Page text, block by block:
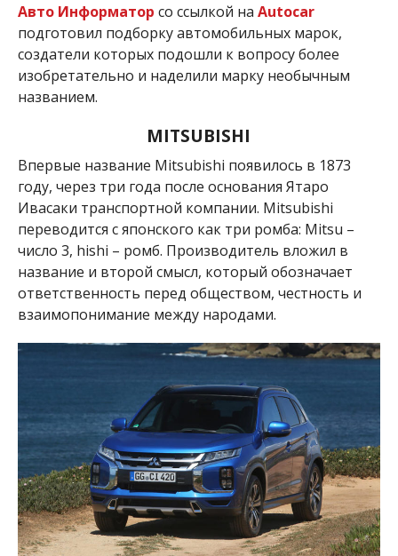
Авто Информатор со ссылкой на Autocar
подготовил подборку автомобильных марок,
создатели которых подошли к вопросу более
изобретательно и наделили марку необычным
названием.
MITSUBISHI
Впервые название Mitsubishi появилось в 1873
году, через три года после основания Ятаро
Ивасаки транспортной компании. Mitsubishi
переводится с японского как три ромба: Mitsu –
число 3, hishi – ромб. Производитель вложил в
название и второй смысл, который обозначает
ответственность перед обществом, честность и
взаимопонимание между народами.